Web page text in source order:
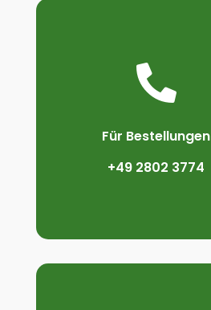

Für Bestellungen
+49 2802 3774